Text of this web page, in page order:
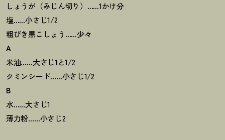
しょうが（みじん切り）……1かけ分
塩……小さじ1/2
粗びき黒こしょう……少々
A
米油……大さじ1と1/2
クミンシード……小さじ1/2
B
水……大さじ1
薄力粉……小さじ2